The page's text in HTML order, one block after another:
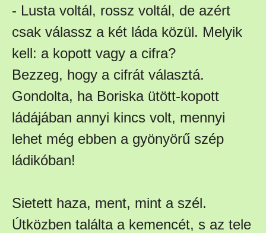
- Lusta voltál, rossz voltál, de azért
csak válassz a két láda közül. Melyik
kell: a kopott vagy a cifra?
Bezzeg, hogy a cifrát választá.
Gondolta, ha Boriska ütött-kopott
ládájában annyi kincs volt, mennyi
lehet még ebben a gyönyörű szép
ládikóban!
Sietett haza, ment, mint a szél.
Útközben találta a kemencét, s az tele